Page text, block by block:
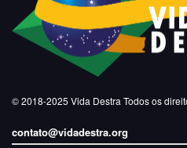
© 2018-2025 Vida Destra Todos os
contato@vidadestra.org